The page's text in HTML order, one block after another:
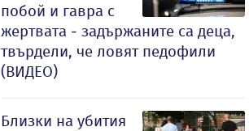
побой и гавра с
жертвата - задържаните са деца,
твърдели, че ловят педофили
(ВИДЕО)
Близки на убития